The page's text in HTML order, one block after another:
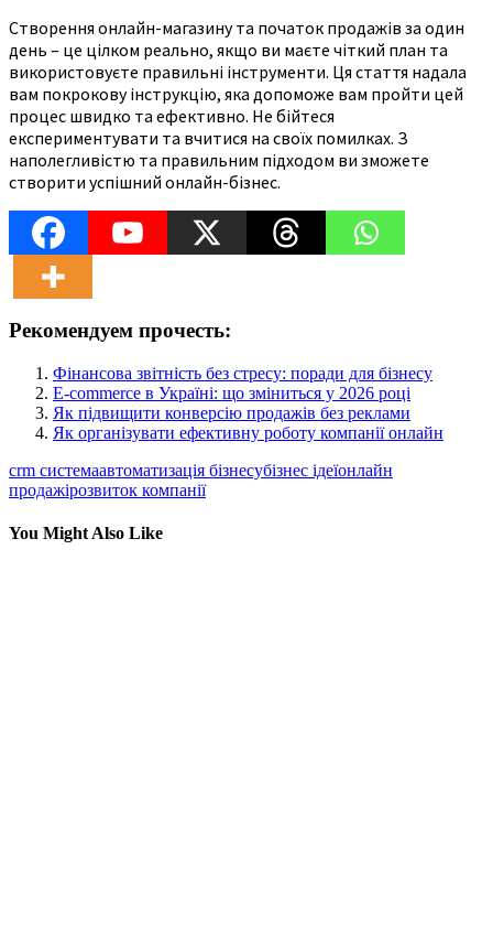
Створення онлайн-магазину та початок продажів за один
день – це цілком реально, якщо ви маєте чіткий план та
використовуєте правильні інструменти. Ця стаття надала
вам покрокову інструкцію, яка допоможе вам пройти цей
процес швидко та ефективно. Не бійтеся
експериментувати та вчитися на своїх помилках. З
наполегливістю та правильним підходом ви зможете
створити успішний онлайн-бізнес.
Рекомендуем прочесть:
Фінансова звітність без стресу: поради для бізнесу
E-commerce в Україні: що зміниться у 2026 році
Як підвищити конверсію продажів без реклами
Як організувати ефективну роботу компанії онлайн
crm системаавтоматизація бізнесубізнес ідеїонлайн
продажірозвиток компанії
You Might Also Like